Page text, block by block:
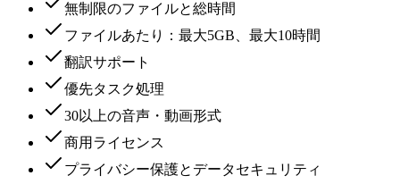
無制限のファイルと総時間
ファイルあたり：最大5GB、最大10時間
翻訳サポート
優先タスク処理
30以上の音声・動画形式
商用ライセンス
プライバシー保護とデータセキュリティ